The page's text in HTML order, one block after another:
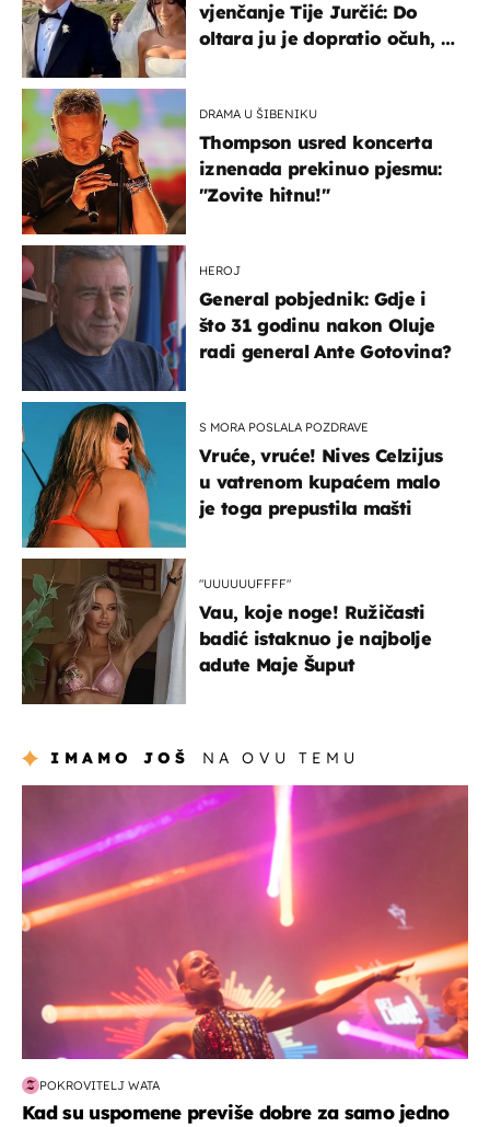
vjenčanje Tije Jurčić: Do
oltara ju je dopratio očuh, a
DRAMA U ŠIBENIKU
Thompson usred koncerta
iznenada prekinuo pjesmu:
"Zovite hitnu!"
HEROJ
General pobjednik: Gdje i
što 31 godinu nakon Oluje
radi general Ante Gotovina?
S MORA POSLALA POZDRAVE
Vruće, vruće! Nives Celzijus
u vatrenom kupaćem malo
je toga prepustila mašti
"UUUUUUFFFF"
Vau, koje noge! Ružičasti
badić istaknuo je najbolje
adute Maje Šuput
IMAMO JOŠ NA OVU TEMU
POKROVITELJ WATA
Kad su uspomene previše dobre za samo jedno